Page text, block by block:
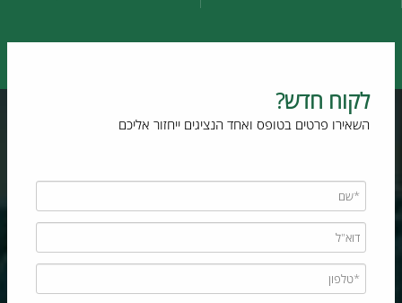
לקוח חדש?
השאירו פרטים בטופס ואחד הנציגים ייחזור אליכם